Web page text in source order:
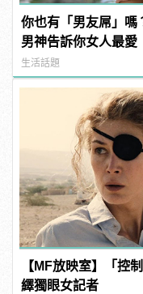
你也有「男友屌」嗎
男神告訴你女人最
Dick」是啥？
生活話題
【MF放映室】「控
繹獨眼女記者